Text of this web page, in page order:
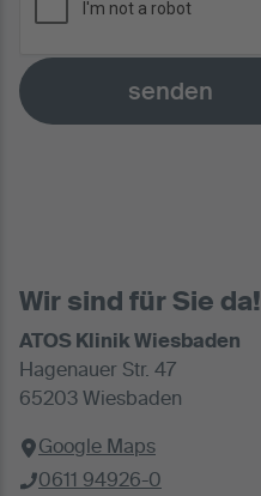
senden
Wir sind für Sie da!
ATOS Klinik Wiesbaden
Hagenauer Str. 47
65203 Wiesbaden
Google Maps
0611 94926-0